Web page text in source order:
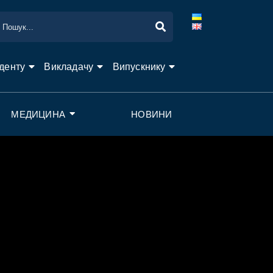
Викладачу Випускнику
МЕДИЦИНА НОВИНИ